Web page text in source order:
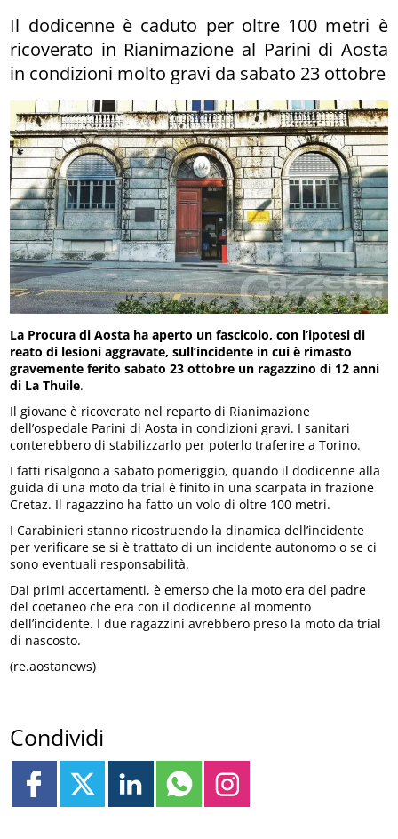
Il dodicenne è caduto per oltre 100 metri è
ricoverato in Rianimazione al Parini di Aosta
in condizioni molto gravi da sabato 23 ottobre
La Procura di Aosta ha aperto un fascicolo, con l’ipotesi di
reato di lesioni aggravate, sull’incidente in cui è rimasto
gravemente ferito sabato 23 ottobre un ragazzino di 12 anni
di La Thuile.
Il giovane è ricoverato nel reparto di Rianimazione
dell’ospedale Parini di Aosta in condizioni gravi. I sanitari
conterebbero di stabilizzarlo per poterlo traferire a Torino.
I fatti risalgono a sabato pomeriggio, quando il dodicenne alla
guida di una moto da trial è finito in una scarpata in frazione
Cretaz. Il ragazzino ha fatto un volo di oltre 100 metri.
I Carabinieri stanno ricostruendo la dinamica dell’incidente
per verificare se si è trattato di un incidente autonomo o se ci
sono eventuali responsabilità.
Dai primi accertamenti, è emerso che la moto era del padre
del coetaneo che era con il dodicenne al momento
dell’incidente. I due ragazzini avrebbero preso la moto da trial
di nascosto.
(re.aostanews)
Condividi